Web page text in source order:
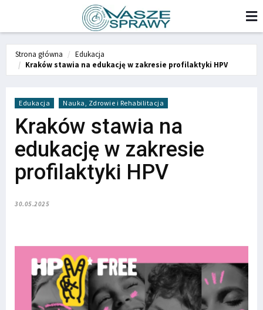
Strona główna
Edukacja
Kraków stawia na edukację w zakresie profilaktyki HPV
Edukacja Nauka, Zdrowie i Rehabilitacja
Kraków stawia na
edukację w zakresie
profilaktyki HPV
30.05.2025